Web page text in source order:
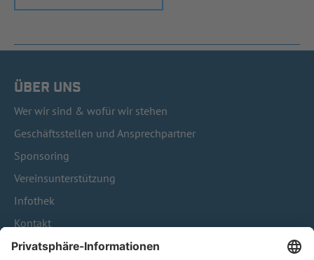
ÜBER UNS
Wer wir sind & wofür wir stehen
Geschäftsstellen und Ansprechpartner
Sponsoring
Vereinsunterstützung
Infothek
Kontakt